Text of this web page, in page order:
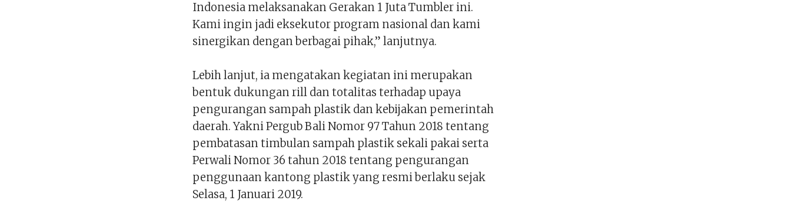
Indonesia melaksanakan Gerakan 1 Juta Tumbler ini.
Kami ingin jadi eksekutor program nasional dan kami
sinergikan dengan berbagai pihak,” lanjutnya.
Lebih lanjut, ia mengatakan kegiatan ini merupakan
bentuk dukungan rill dan totalitas terhadap upaya
pengurangan sampah plastik dan kebijakan pemerintah
daerah. Yakni Pergub Bali Nomor 97 Tahun 2018 tentang
pembatasan timbulan sampah plastik sekali pakai serta
Perwali Nomor 36 tahun 2018 tentang pengurangan
penggunaan kantong plastik yang resmi berlaku sejak
Selasa, 1 Januari 2019.